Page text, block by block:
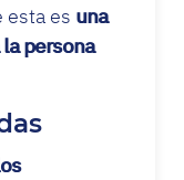
esta es una
persona